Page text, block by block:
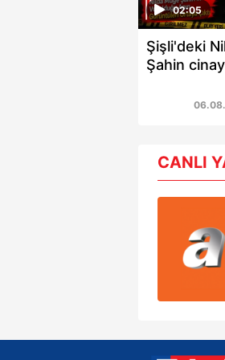
6698
02:05
Şişli'deki
Şahin
kamerası
CANLI